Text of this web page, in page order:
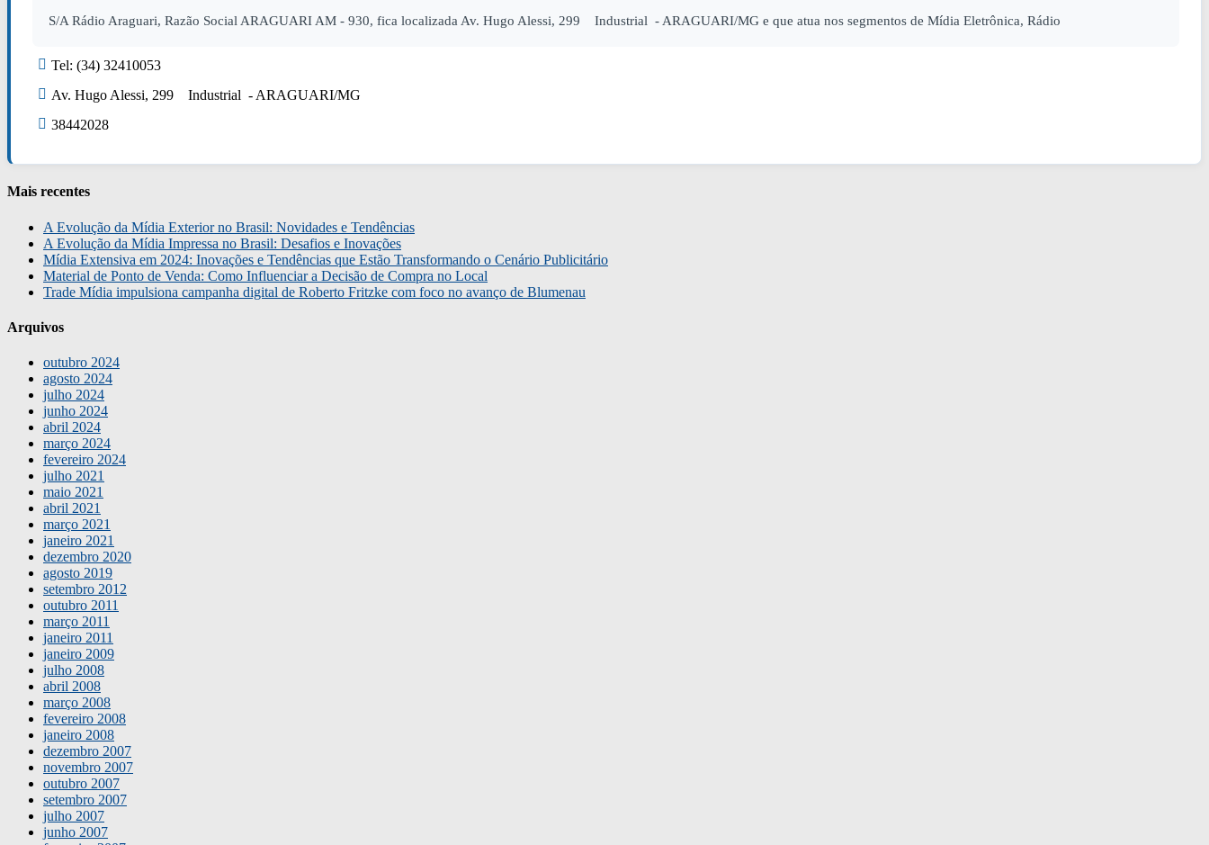
S/A Rádio Araguari, Razão Social ARAGUARI AM - 930, fica localizada Av. Hugo Alessi, 299 Industrial - ARAGUARI/MG e que atua nos segmentos de Mídia Eletrônica, Rádio
Tel: (34) 32410053
Av. Hugo Alessi, 299 Industrial - ARAGUARI/MG
38442028
Mais recentes
A Evolução da Mídia Exterior no Brasil: Novidades e Tendências
A Evolução da Mídia Impressa no Brasil: Desafios e Inovações
Mídia Extensiva em 2024: Inovações e Tendências que Estão Transformando o Cenário Publicitário
Material de Ponto de Venda: Como Influenciar a Decisão de Compra no Local
Trade Mídia impulsiona campanha digital de Roberto Fritzke com foco no avanço de Blumenau
Arquivos
outubro 2024
agosto 2024
julho 2024
junho 2024
abril 2024
março 2024
fevereiro 2024
julho 2021
maio 2021
abril 2021
março 2021
janeiro 2021
dezembro 2020
agosto 2019
setembro 2012
outubro 2011
março 2011
janeiro 2011
janeiro 2009
julho 2008
abril 2008
março 2008
fevereiro 2008
janeiro 2008
dezembro 2007
novembro 2007
outubro 2007
setembro 2007
julho 2007
junho 2007